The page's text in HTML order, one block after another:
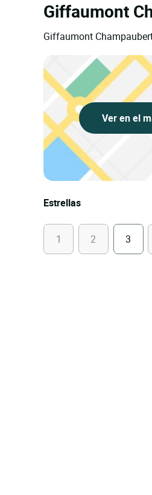
Giffaumont
Giffaumont
Ver en el
Estrellas
1 2 3